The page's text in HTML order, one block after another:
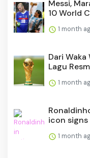
Messi,
10 World
1 month
Dari Waka
Lagu
1 month
icon signs
1 month